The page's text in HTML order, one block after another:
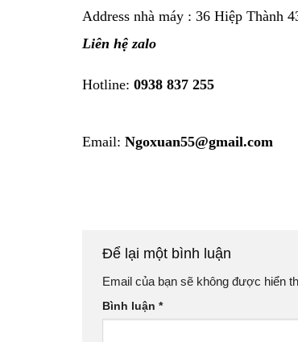
Address nhà máy : 36 Hiệp Thành
Liên hệ zalo
Hotline: 0938 837 255
Email: Ngoxuan55@gmail.com
Để lại một bình luận
Email của bạn sẽ không được hiển
Bình luận *